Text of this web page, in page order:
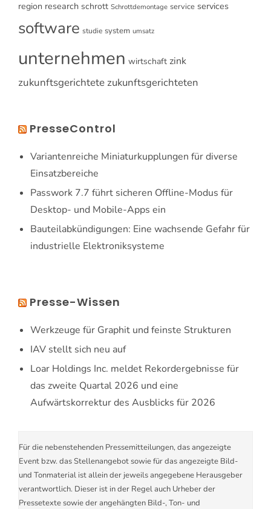
region research schrott Schrottdemontage service services
software studie system umsatz
unternehmen wirtschaft zink
zukunftsgerichtete zukunftsgerichteten
PresseControl
Variantenreiche Miniaturkupplungen für diverse
Einsatzbereiche
Passwork 7.7 führt sicheren Offline-Modus für
Desktop- und Mobile-Apps ein
Bauteilabkündigungen: Eine wachsende Gefahr für
industrielle Elektroniksysteme
Presse-Wissen
Werkzeuge für Graphit und feinste Strukturen
IAV stellt sich neu auf
Loar Holdings Inc. meldet Rekordergebnisse für
das zweite Quartal 2026 und eine
Aufwärtskorrektur des Ausblicks für 2026
Für die nebenstehenden Pressemitteilungen, das angezeigte
Event bzw. das Stellenangebot sowie für das angezeigte Bild-
und Tonmaterial ist allein der jeweils angegebene Herausgeber
verantwortlich. Dieser ist in der Regel auch Urheber der
Pressetexte sowie der angehängten Bild-, Ton- und